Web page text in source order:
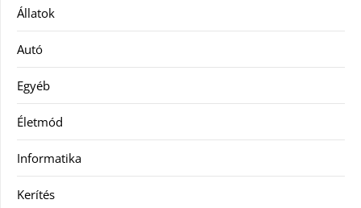
Állatok
Autó
Egyéb
Életmód
Informatika
Kerítés